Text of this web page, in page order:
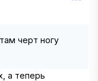
черт ногу
а теперь